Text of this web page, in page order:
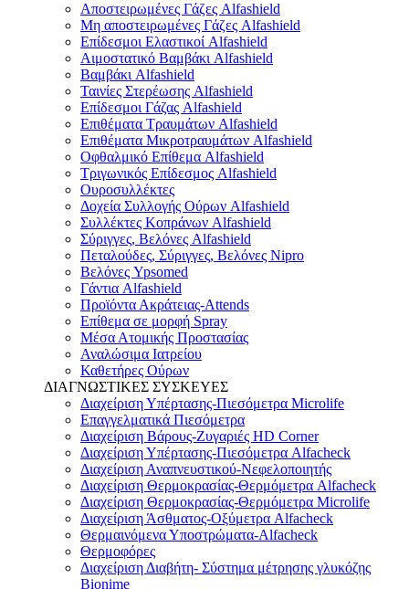
Αποστειρωμένες Γάζες Alfashield
Μη αποστειρωμένες Γάζες Alfashield
Επίδεσμοι Ελαστικοί Alfashield
Αιμοστατικό Βαμβάκι Alfashield
Βαμβάκι Alfashield
Ταινίες Στερέωσης Alfashield
Επίδεσμοι Γάζας Alfashield
Επιθέματα Τραυμάτων Alfashield
Επιθέματα Μικροτραυμάτων Alfashield
Οφθαλμικό Eπίθεμα Alfashield
Τριγωνικός Επίδεσμος Alfashield
Ουροσυλλέκτες
Δοχεία Συλλογής Ούρων Alfashield
Συλλέκτες Κοπράνων Alfashield
Σύριγγες, Βελόνες Alfashield
Πεταλούδες, Σύριγγες, Βελόνες Nipro
Βελόνες Ypsomed
Γάντια Alfashield
Προϊόντα Ακράτειας-Attends
Επίθεμα σε μορφή Spray
Μέσα Ατομικής Προστασίας
Αναλώσιμα Ιατρείου
Καθετήρες Ούρων
ΔΙΑΓΝΩΣΤΙΚΕΣ ΣΥΣΚΕΥΕΣ
Διαχείριση Υπέρτασης-Πιεσόμετρα Microlife
Επαγγελματικά Πιεσόμετρα
Διαχείριση Βάρους-Ζυγαριές HD Corner
Διαχείριση Υπέρτασης-Πιεσόμετρα Alfacheck
Διαχείριση Αναπνευστικού-Νεφελοποιητής
Διαχείριση Θερμοκρασίας-Θερμόμετρα Alfacheck
Διαχείριση Θερμοκρασίας-Θερμόμετρα Microlife
Διαχείριση Άσθματος-Οξύμετρα Alfacheck
Θερμαινόμενα Υποστρώματα-Alfacheck
Θερμοφόρες
Διαχείριση Διαβήτη- Σύστημα μέτρησης γλυκόζης
Bionime